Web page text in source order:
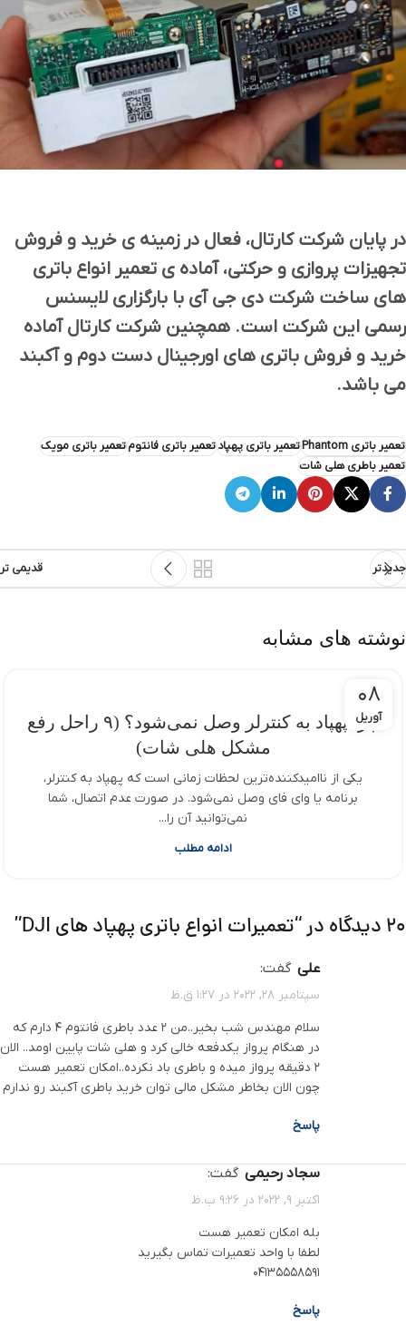
در پایان شرکت کارتال، فعال در زمینه ی خرید و فروش
تجهیزات پروازی و حرکتی، آماده ی تعمیر انواع باتری
های ساخت شرکت دی جی آی با بارگزاری لایسنس
رسمی این شرکت است. همچنین شرکت کارتال آماده
خرید و فروش باتری های اورجینال دست دوم و آکبند
می باشد.
تعمیر باتری Phantom تعمیر باتری پهپادتعمیر باتری فانتومتعمیر باتری مویک
تعمیر باطری هلی شات
جدیدتر قدیمی تر
نوشته های مشابه
08
آوریل
چرا پهپاد به کنترلر وصل نمی‌شود؟ (۹ راحل رفع
مشکل هلی شات)
یکی از ناامیدکننده‌ترین لحظات زمانی است که پهپاد به کنترلر،
برنامه یا وای فای وصل نمی‌شود. در صورت عدم اتصال، شما
نمی‌توانید آن را...
ادامه مطلب
20 دیدگاه در “ تعمیرات انواع باتری پهپاد های DJI ”
علی گفت:
سپتامبر 28, 2022 در 1:27 ق.ظ
سلام مهندس شب بخیر..من 2 عدد باطری فانتوم 4 دارم که
در هنگام پرواز یکدفعه خالی کرد و هلی شات پایین اومد.. الان
2 دقیقه پرواز میده و باطری باد نکرده..امکان تعمیر هست
چون الان بخاطر مشکل مالی توان خرید باطری آکبند رو ندارم
پاسخ
سجاد رحیمی گفت:
اکتبر 9, 2022 در 9:26 ب.ظ
بله امکان تعمیر هست
لطفا با واحد تعمیرات تماس بگیرید
04135558591
پاسخ